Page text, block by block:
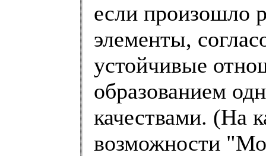
если произошло
элементы,
устойчивые
образованием
качествами. (На
возможности